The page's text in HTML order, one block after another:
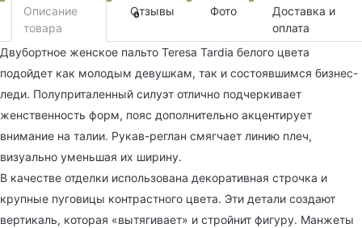
Описание
товара
Отзывы
0 Фото
Доставка и
оплата
Двубортное женское пальто Teresa Tardia белого цвета
подойдет как молодым девушкам, так и состоявшимся бизнес-
леди. Полуприталенный силуэт отлично подчеркивает
женственность форм, пояс дополнительно акцентирует
внимание на талии. Рукав-реглан смягчает линию плеч,
визуально уменьшая их ширину.
В качестве отделки использована декоративная строчка и
крупные пуговицы контрастного цвета. Эти детали создают
вертикаль, которая «вытягивает» и стройнит фигуру. Манжеты